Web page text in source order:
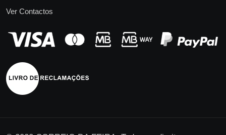
Ver Contactos